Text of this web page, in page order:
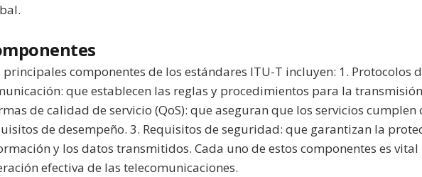
principales componentes de los estándares ITU-T incluyen: 1. Protocolos
que establecen las reglas y procedimientos para la
de calidad de servicio (QoS): que aseguran que los servicios cumplen
de desempeño. 3. Requisitos de seguridad: que garantizan la
y los datos transmitidos. Cada uno de estos componentes es vital
efectiva de las telecomunicaciones.